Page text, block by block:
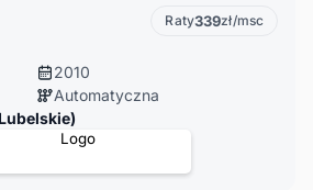
Raty339zł/msc
2010
Automatyczna